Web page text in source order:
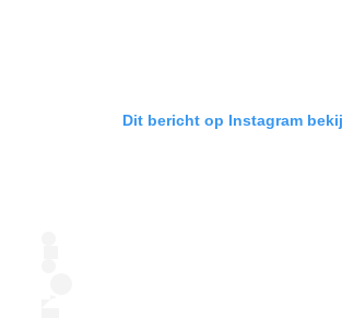
Dit bericht op Instagram